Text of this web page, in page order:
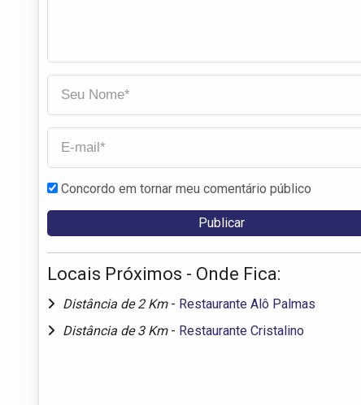
Concordo em tornar meu comentário público
Locais Próximos - Onde Fica:
Distância de 2 Km - Restaurante Alô Palmas
Distância de 3 Km - Restaurante Cristalino